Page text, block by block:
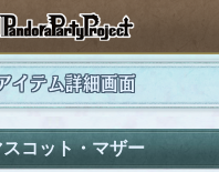
イテム詳細画面
スコット・マザー